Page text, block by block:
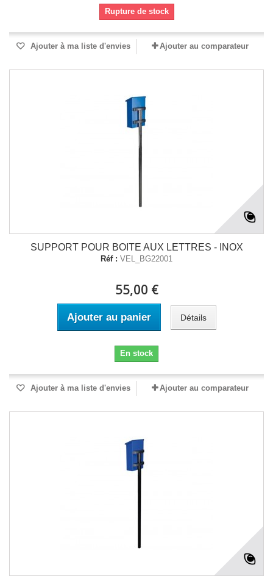
Rupture de stock
Ajouter à ma liste d'envies Ajouter au comparateur
SUPPORT POUR BOITE AUX LETTRES - INOX
Réf : VEL_BG22001
55,00 €
Ajouter au panier Détails
En stock
Ajouter à ma liste d'envies Ajouter au comparateur